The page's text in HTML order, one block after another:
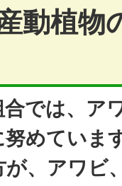
動植
では、ア
努めていま
、アワビ